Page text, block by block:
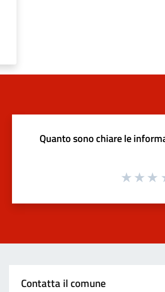
Quanto sono chiare le
Contatta il comune